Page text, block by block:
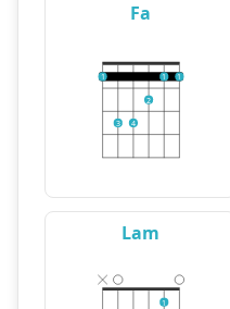
Fa
1
3 4
2
1 1
Lam
1